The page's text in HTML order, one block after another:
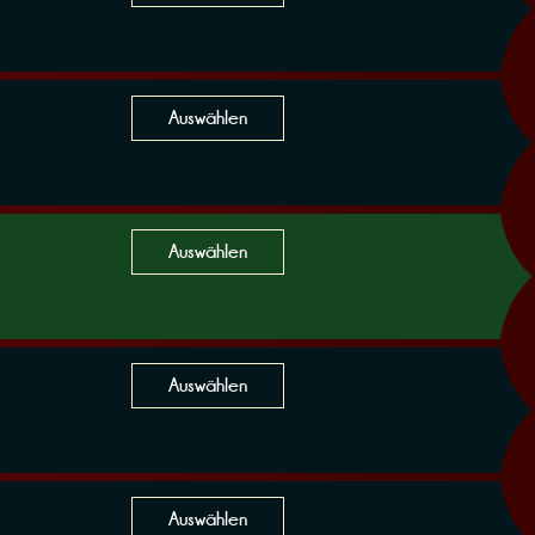
Auswählen
Auswählen
Auswählen
Auswählen